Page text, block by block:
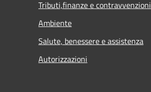
Tributi,finanze e contravvenzioni
Ambiente
Salute, benessere e assistenza
Autorizzazioni